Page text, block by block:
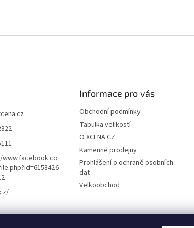
Informace pro vás
Obchodní podmínky
Tabulka velikostí
O XCENA.CZ
Kamenné prodejny
Prohlášení o ochraně osobních
dat
Velkoobchod